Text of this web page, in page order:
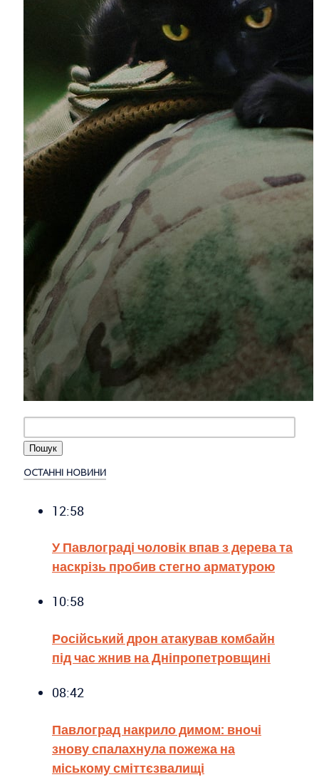
ОСТАННІ НОВИНИ
12:58
У Павлограді чоловік впав з дерева та
наскрізь пробив стегно арматурою
10:58
Російський дрон атакував комбайн
під час жнив на Дніпропетровщині
08:42
Павлоград накрило димом: вночі
знову спалахнула пожежа на
міському сміттєзвалищі